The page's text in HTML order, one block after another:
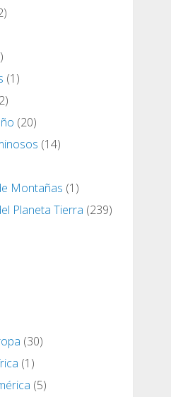
(1)
(20)
(14)
Montañas (1)
Planeta Tierra (239)
(30)
(1)
(5)